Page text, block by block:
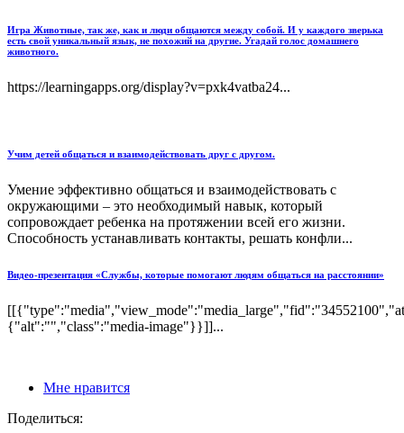
Игра Животные, так же, как и люди общаются между собой. И у каждого зверька
есть свой уникальный язык, не похожий на другие. Угадай голос домашнего
животного.
https://learningapps.org/display?v=pxk4vatba24...
Учим детей общаться и взаимодействовать друг с другом.
Умение эффективно общаться и взаимодействовать с
окружающими – это необходимый навык, который
сопровождает ребенка на протяжении всей его жизни.
Способность устанавливать контакты, решать конфли...
Видео-презентация «Службы, которые помогают людям общаться на расстоянии»
{"alt":"","class":"media-image"}}]]...
Мне нравится
Поделиться: